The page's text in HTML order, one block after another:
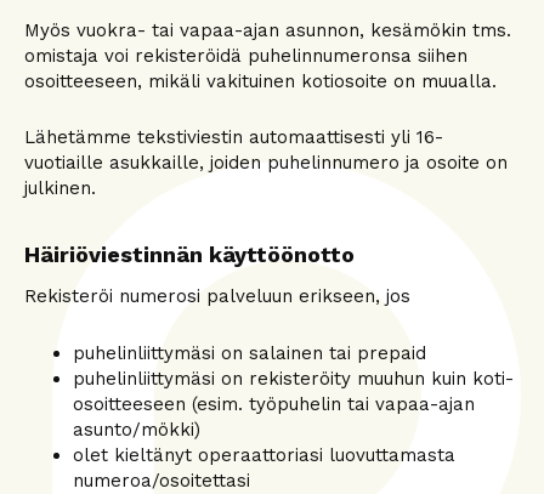
Myös vuokra- tai vapaa-ajan asunnon, kesämökin tms.
omistaja voi rekisteröidä puhelinnumeronsa siihen
osoitteeseen, mikäli vakituinen kotiosoite on muualla.
Lähetämme tekstiviestin automaattisesti yli 16-
vuotiaille asukkaille, joiden puhelinnumero ja osoite on
julkinen.
Häiriöviestinnän käyttöönotto
Rekisteröi numerosi palveluun erikseen, jos
puhelinliittymäsi on salainen tai prepaid
puhelinliittymäsi on rekisteröity muuhun kuin koti-
osoitteeseen (esim. työpuhelin tai vapaa-ajan
asunto/mökki)
olet kieltänyt operaattoriasi luovuttamasta
numeroa/osoitettasi